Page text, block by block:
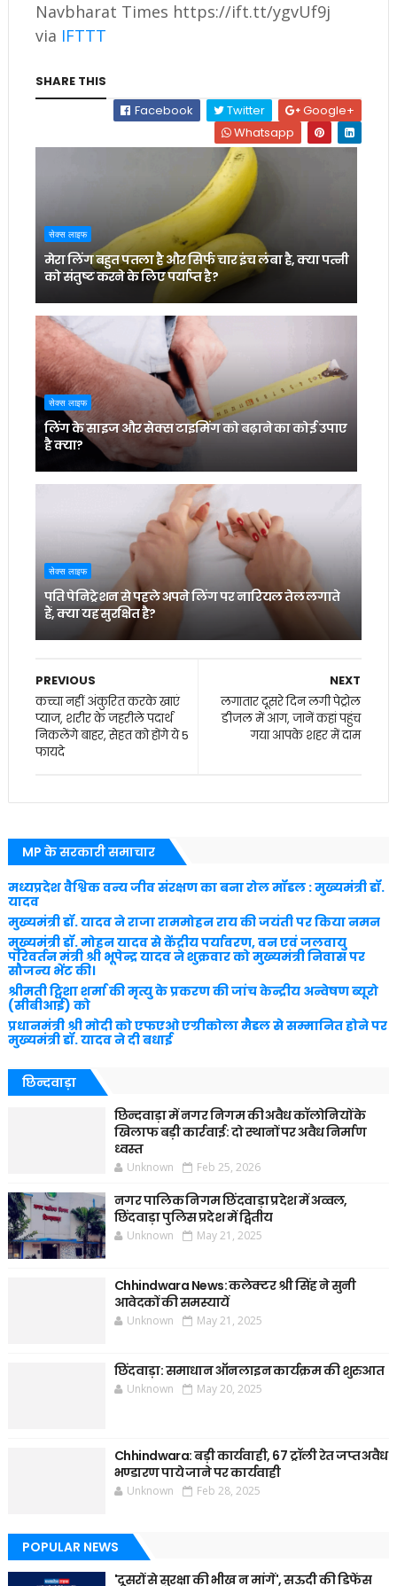
Navbharat Times https://ift.tt/ygvUf9j
via IFTTT
SHARE THIS
Facebook
Twitter
Google+
Whatsapp
सेक्स लाइफ
मेरा लिंग बहुत पतला है और सिर्फ चार इंच लंबा है, क्या पत्नी
को संतुष्ट करने के लिए पर्याप्त है?
सेक्स लाइफ
लिंग के साइज और सेक्स टाइमिंग को बढ़ाने का कोई उपाए
है क्या?
सेक्स लाइफ
पति पेनिट्रेशन से पहले अपने लिंग पर नारियल तेल लगाते
हैं, क्या यह सुरक्षित है?
NEXT
लगातार दूसरे दिन लगी पेट्रोल
डीजल में आग, जानें कहां पहुंच
गया आपके शहर में दाम
PREVIOUS
कच्चा नहीं अंकुरित करके खाएं
प्याज, शरीर के जहरीले पदार्थ
निकलेंगे बाहर, सेहत को होंगे ये 5
फायदे
MP के सरकारी समाचार
मध्यप्रदेश वैश्विक वन्य जीव संरक्षण का बना रोल मॉडल : मुख्यमंत्री डॉ.
यादव
मुख्यमंत्री डॉ. यादव ने राजा राममोहन राय की जयंती पर किया नमन
मुख्यमंत्री डॉ. मोहन यादव से केंद्रीय पर्यावरण, वन एवं जलवायु
परिवर्तन मंत्री श्री भूपेन्द्र यादव ने शुक्रवार को मुख्यमंत्री निवास पर
सौजन्य भेंट की।
श्रीमती ट्विशा शर्मा की मृत्यु के प्रकरण की जांच केन्द्रीय अन्वेषण ब्यूरो
(सीबीआई) को
प्रधानमंत्री श्री मोदी को एफएओ एग्रीकोला मैडल से सम्मानित होने पर
मुख्यमंत्री डॉ. यादव ने दी बधाई
छिन्दवाड़ा
छिन्दवाड़ा में नगर निगम की अवैध कॉलोनियों के
खिलाफ बड़ी कार्रवाई: दो स्थानों पर अवैध निर्माण
ध्वस्त
Unknown Feb 25, 2026
नगर पालिक निगम छिंदवाड़ा प्रदेश में अव्वल,
छिंदवाड़ा पुलिस प्रदेश में द्वितीय
Unknown May 21, 2025
Chhindwara News: कलेक्टर श्री सिंह ने सुनी
आवेदकों की समस्यायें
Unknown May 21, 2025
छिंदवाड़ा: समाधान ऑनलाइन कार्यक्रम की शुरुआत
Unknown May 20, 2025
Chhindwara: बड़ी कार्यवाही, 67 ट्रॉली रेत जप्त अवैध
भण्डारण पाये जाने पर कार्यवाही
Unknown Feb 28, 2025
POPULAR NEWS
'दूसरों से सुरक्षा की भीख न मांगें', सऊदी की डिफेंस